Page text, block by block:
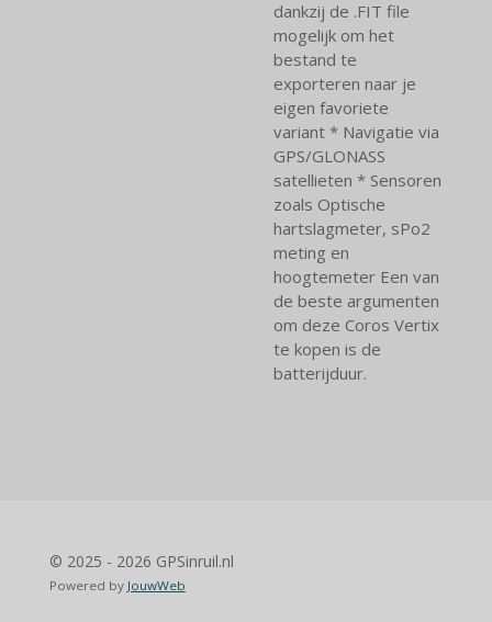
dankzij de .FIT file
mogelijk om het
bestand te
exporteren naar je
eigen favoriete
variant * Navigatie via
GPS/GLONASS
satellieten * Sensoren
zoals Optische
hartslagmeter, sPo2
meting en
hoogtemeter Een van
de beste argumenten
om deze Coros Vertix
te kopen is de
batterijduur.
© 2025 - 2026 GPSinruil.nl
Powered by JouwWeb